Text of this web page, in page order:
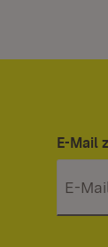
E-Mail